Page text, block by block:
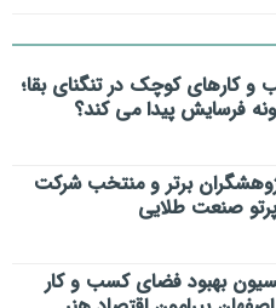
و کارهای کوچک در تنگنای بقا؛
فرسایش پیدا می کند؟
برتر و منتخب شرکت
صنعت طلایی
بهبود فضای کسب و کار